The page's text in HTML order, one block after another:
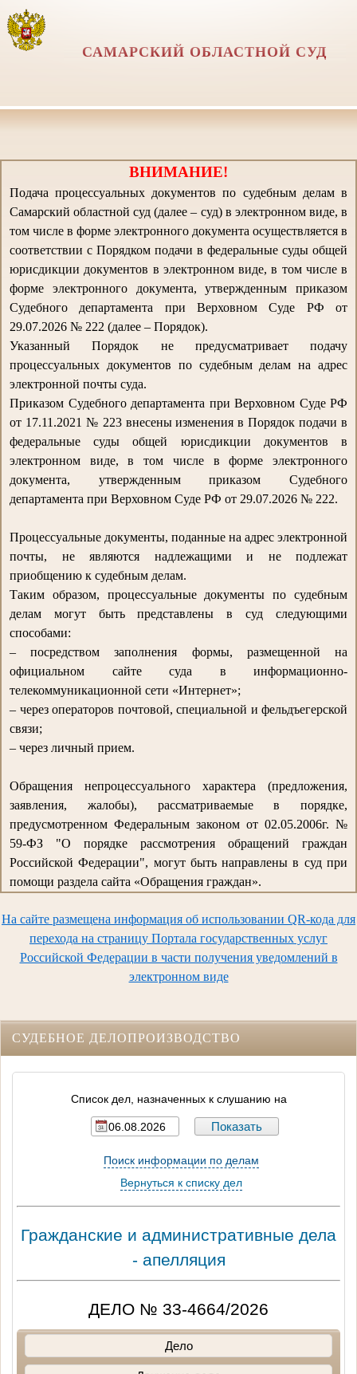
САМАРСКИЙ ОБЛАСТНОЙ СУД
ВНИМАНИЕ!
Подача процессуальных документов по судебным делам в
Самарский областной суд (далее – суд) в электронном виде, в
том числе в форме электронного документа осуществляется в
соответствии с Порядком подачи в федеральные суды общей
юрисдикции документов в электронном виде, в том числе в
форме электронного документа, утвержденным приказом
Судебного департамента при Верховном Суде РФ от
29.07.2026 № 222 (далее – Порядок).
Указанный Порядок не предусматривает подачу
процессуальных документов по судебным делам на адрес
электронной почты суда.
Приказом Судебного департамента при Верховном Суде РФ
от 17.11.2021 № 223 внесены изменения в Порядок подачи в
федеральные суды общей юрисдикции документов в
электронном виде, в том числе в форме электронного
документа, утвержденным приказом Судебного
департамента при Верховном Суде РФ от 29.07.2026 № 222.
Процессуальные документы, поданные на адрес электронной
почты, не являются надлежащими и не подлежат
приобщению к судебным делам.
Таким образом, процессуальные документы по судебным
делам могут быть представлены в суд следующими
способами:
– посредством заполнения формы, размещенной на
официальном сайте суда в информационно-
телекоммуникационной сети «Интернет»;
– через операторов почтовой, специальной и фельдъегерской
связи;
– через личный прием.
Обращения непроцессуального характера (предложения,
заявления, жалобы), рассматриваемые в порядке,
предусмотренном Федеральным законом от 02.05.2006г. №
59-ФЗ "О порядке рассмотрения обращений граждан
Российской Федерации", могут быть направлены в суд при
помощи раздела сайта «Обращения граждан».
На сайте размещена информация об использовании QR-кода для
перехода на страницу Портала государственных услуг
Российской Федерации в части получения уведомлений в
электронном виде
СУДЕБНОЕ ДЕЛОПРОИЗВОДСТВО
Список дел, назначенных к слушанию на
Поиск информации по делам
Вернуться к списку дел
Гражданские и административные дела
- апелляция
ДЕЛО № 33-4664/2026
Дело